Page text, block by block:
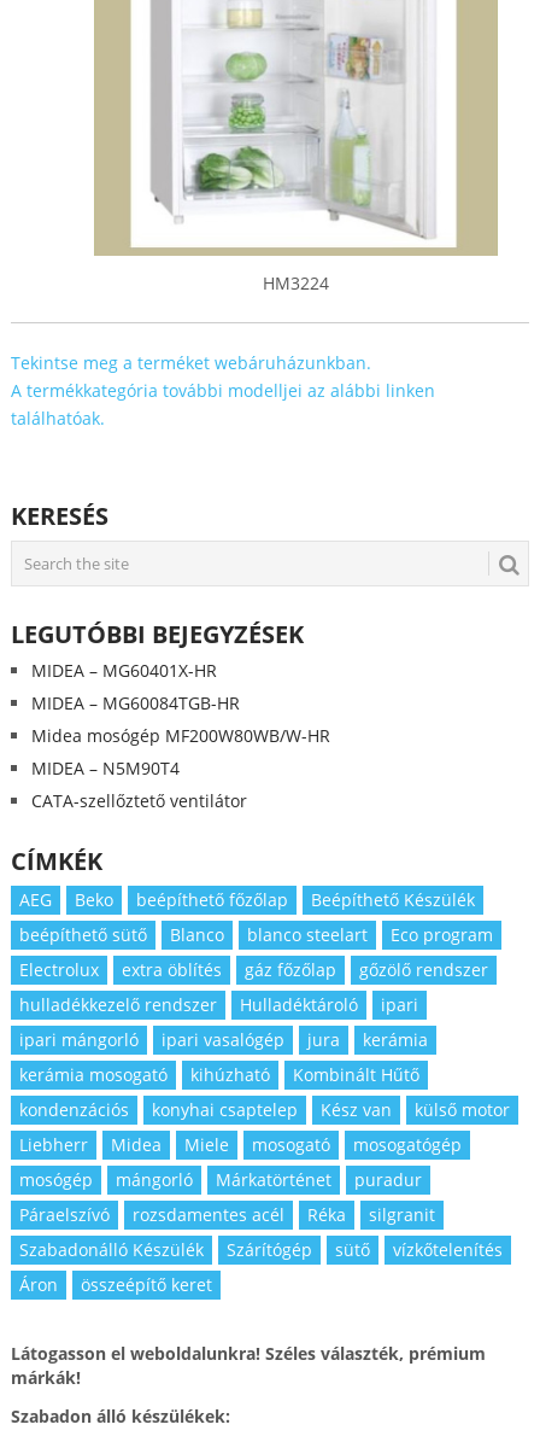
HM3224
Tekintse meg a terméket webáruházunkban.
A termékkategória további modelljei az alábbi linken
találhatóak.
KERESÉS
LEGUTÓBBI BEJEGYZÉSEK
MIDEA – MG60401X-HR
MIDEA – MG60084TGB-HR
Midea mosógép MF200W80WB/W-HR
MIDEA – N5M90T4
CATA-szellőztető ventilátor
CÍMKÉK
AEG Beko beépíthető főzőlap
Beépíthető Készülék
beépíthető sütő
Blanco blanco steelart
Eco program
Electrolux
extra öblítés gáz főzőlap
gőzölő rendszer
hulladékkezelő rendszer
Hulladéktároló
ipari
ipari mángorló
ipari vasalógép jura
kerámia
kerámia mosogató
kihúzható
Kombinált Hűtő
kondenzációs
konyhai csaptelep Kész van
külső motor
Liebherr
Midea Miele mosogató
mosogatógép
mosógép
mángorló Márkatörténet
puradur
Páraelszívó
rozsdamentes acél Réka
silgranit
Szabadonálló Készülék
Szárítógép sütő
vízkőtelenítés
Áron
összeépítő keret
Látogasson el weboldalunkra! Széles választék, prémium
márkák!
Szabadon álló készülékek: